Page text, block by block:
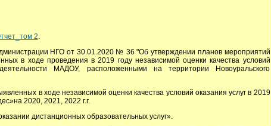
2
НГО от 30.01.2020 № 36 "Об утверждении планов мероприятий
в ходе проведения в 2019 году независимой оценки качества условий
МАДОУ, расположенными на территории Новоуральского
в ходе независимой оценки качества условий оказания услуг в 2019
2020, 2021, 2022 г.г.
дистанционных образовательных услуг».